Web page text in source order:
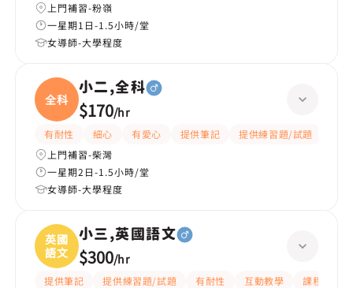
上門補習-粉嶺
一星期1日-1.5小時/堂
女導師-大學程度
全科
小二,全科
$170/hr
有耐性 細心 有愛心 提供筆記 提供練習題/試題
上門補習-柴灣
一星期2日-1.5小時/堂
女導師-大學程度
英國
語文
小三,英國語文
$300/hr
提供筆記 提供練習題/試題 有耐性 互動教學
課程設計